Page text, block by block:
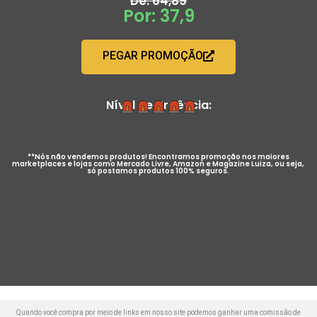
Por: 37,9
PEGAR PROMOÇÃO
Nível de Urgência:
**Nós não vendemos produtos! Encontramos promoção nos maiores
marketplaces e lojas como Mercado Livre, Amazon e Magazine Luiza, ou seja,
só postamos produtos 100% seguros.
Quando você compra por meio de links em nosso site podemos ganhar uma comissão de